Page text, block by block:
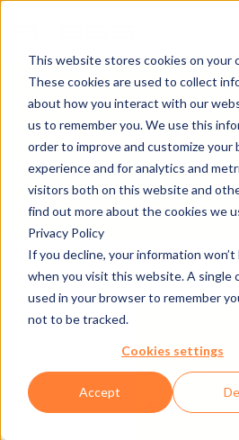
This website stores cookies on your
These cookies are used to collect
about how you interact with our
us to remember you. We use this
order to improve and customize your
experience and for analytics and
visitors both on this website and
find out more about the cookies we
Privacy Policy
If you decline, your information
when you visit this website. A single
used in your browser to remember
not to be tracked.
Cookies settings
Accept
AXESS RIGID CARD
SKIREGIONEN & BERGBAHNEN
MESSE- & KONGRESSZENTREN
STADIEN & ARENEN
ATTRAKTIONEN
Unsere Karten